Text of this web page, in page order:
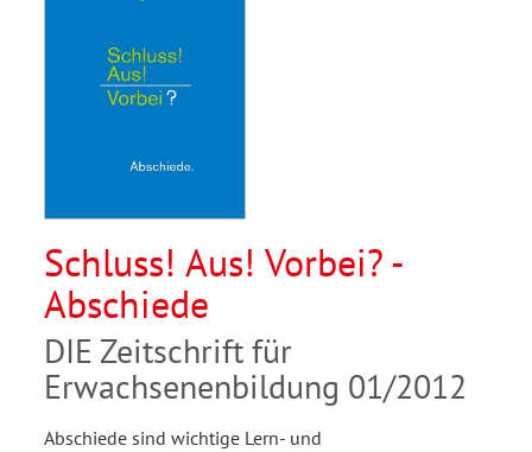
Schluss! Aus! Vorbei? -
Abschiede
DIE Zeitschrift für
Erwachsenenbildung 01/2012
Abschiede sind wichtige Lern- und